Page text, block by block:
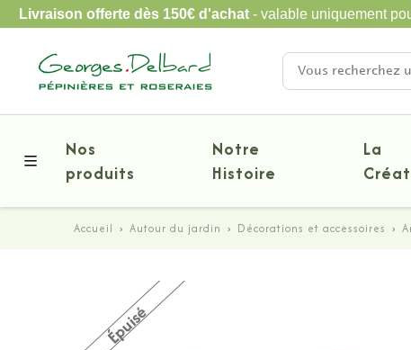
Livraison offerte dès 150€ d'achat - valable uniquement
Nos
produits
Notre
Histoire
La
Accueil › Autour du jardin › Décorations et accessoires ›
Épuisé